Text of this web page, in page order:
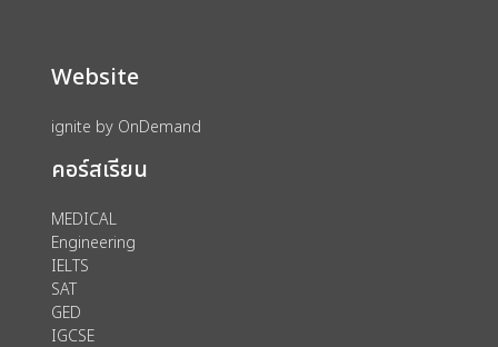
Website
ignite by OnDemand
คอร์สเรียน
MEDICAL
Engineering
IELTS
SAT
GED
IGCSE